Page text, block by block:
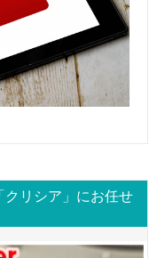
クリシア」にお任せ